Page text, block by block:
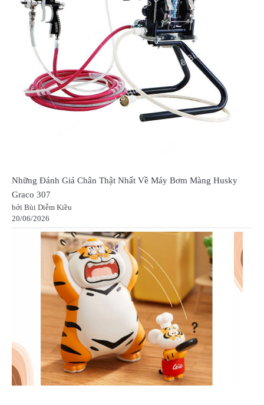
Những Đánh Giá Chân Thật Nhất Về Máy Bơm Màng Husky
Graco 307
bởi Bùi Diễm Kiều
20/06/2026